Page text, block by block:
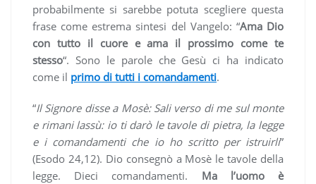
probabilmente si sarebbe potuta scegliere questa
frase come estrema sintesi del Vangelo: “Ama Dio
con tutto il cuore e ama il prossimo come te
stesso“. Sono le parole che Gesù ci ha indicato
come il primo di tutti i comandamenti.
“Il Signore disse a Mosè: Sali verso di me sul monte
e rimani lassù: io ti darò le tavole di pietra, la legge
e i comandamenti che io ho scritto per istruirli”
(Esodo 24,12). Dio consegnò a Mosè le tavole della
legge. Dieci comandamenti. Ma l’uomo è